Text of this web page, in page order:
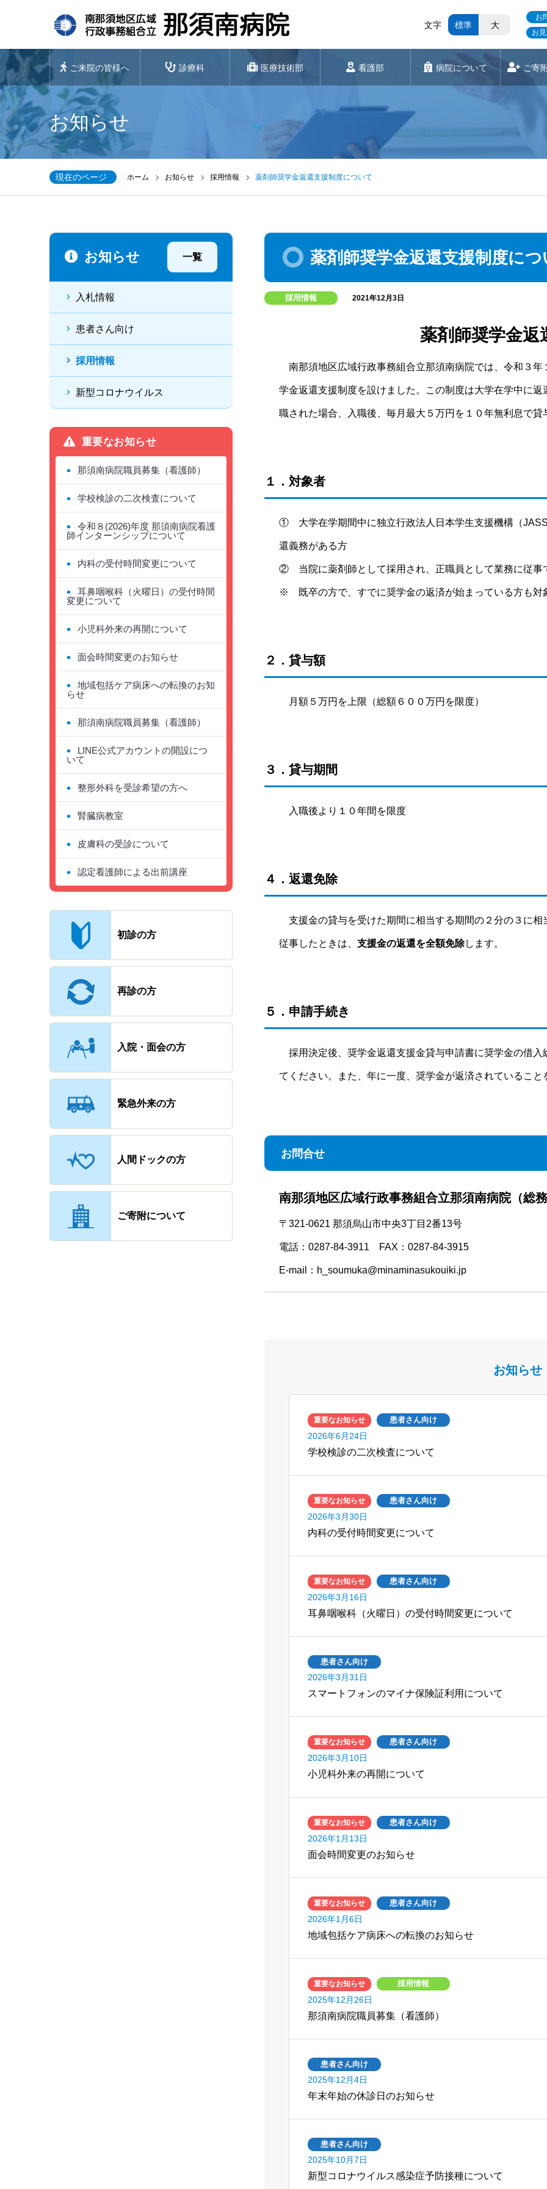
文字 標準 大
お
お
ご来院の皆様へ 診療科 医療技術部 看護部 病院について ご寄
お知らせ
現在のページ ホーム お知らせ 採用情報 薬剤師奨学金返還支援制度について
薬剤師奨学金返還支援制度に
採用情報 2021年12月3日
薬剤師奨学金返
南那須地区広域行政事務組合立那須南病院では、令和３
学金返還支援制度を設けました。この制度は大学在学中に
職された場合、入職後、毎月最大５万円を１０年無利息で
１．対象者
① 大学在学期間中に独立行政法人日本学生支援機構（
還義務がある方
② 当院に薬剤師として採用され、正職員として業務に従事
※ 既卒の方で、すでに奨学金の返済が始まっている方も対
２．貸与額
月額５万円を上限（総額６００万円を限度）
３．貸与期間
入職後より１０年間を限度
４．返還免除
支援金の貸与を受けた期間に相当する期間の２分の３に
従事したときは、 支援金の返還を全額免除します。
５．申請手続き
採用決定後、奨学金返還支援金貸与申請書に奨学金の借
てください。また、年に一度、奨学金が返済されているこ
お問合せ
南那須地区広域行政事務組合立那須南病院（総
〒321-0621 那須烏山市中央3丁目2番13号
電話：0287-84-3911 FAX：0287-84-3915
E-mail：h_soumuka@minaminasukouiki.jp
お知らせ
重要なお知らせ 患者さん向け
2026年6月24日
学校検診の二次検査について
重要なお知らせ 患者さん向け
2026年3月30日
内科の受付時間変更について
重要なお知らせ 患者さん向け
2026年3月16日
耳鼻咽喉科（火曜日）の受付時間変更について
患者さん向け
2026年3月31日
スマートフォンのマイナ保険証利用について
重要なお知らせ 患者さん向け
2026年3月10日
小児科外来の再開について
重要なお知らせ 患者さん向け
2026年1月13日
面会時間変更のお知らせ
重要なお知らせ 患者さん向け
2026年1月6日
地域包括ケア病床への転換のお知らせ
重要なお知らせ 採用情報
2025年12月26日
那須南病院職員募集（看護師）
患者さん向け
2025年12月4日
年末年始の休診日のお知らせ
患者さん向け
2025年10月7日
新型コロナウイルス感染症予防接種について
お知らせ 一覧
入札情報
患者さん向け
採用情報
新型コロナウイルス
重要なお知らせ
那須南病院職員募集（看護師）
学校検診の二次検査について
令和８(2026)年度 那須南病院看護
師インターンシップについて
内科の受付時間変更について
耳鼻咽喉科（火曜日）の受付時間
変更について
小児科外来の再開について
面会時間変更のお知らせ
地域包括ケア病床への転換のお知
らせ
那須南病院職員募集（看護師）
LINE公式アカウントの開設につ
いて
整形外科を受診希望の方へ
腎臓病教室
皮膚科の受診について
認定看護師による出前講座
主なメニュー
初診の方
再診の方
入院・面会の方
緊急外来の方
人間ドックの方
ご寄附について